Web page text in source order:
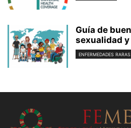
Guía de
sexualidad
ENFERMEDADES RARAS